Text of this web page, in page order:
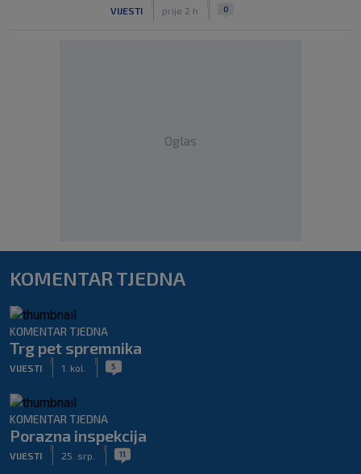
VIJESTI prije 2 h 0
Oglas
KOMENTAR TJEDNA
KOMENTAR TJEDNA
Trg pet spremnika
VIJESTI 1. kol. 5
KOMENTAR TJEDNA
Porazna inspekcija
VIJESTI 25. srp. 11